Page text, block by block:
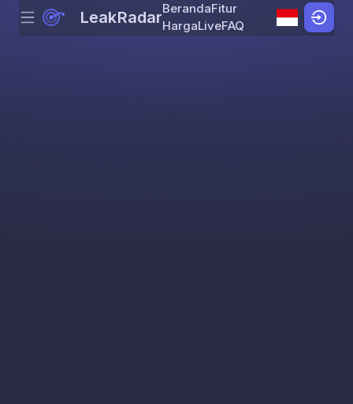
Skip to content
Menu LeakRadarBerandaFitur
HargaLiveFAQ